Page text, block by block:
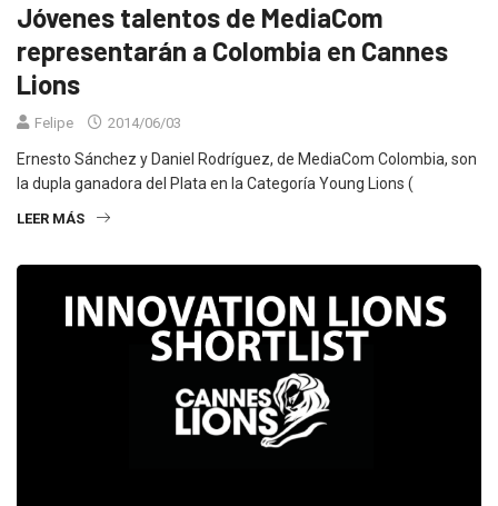
Jóvenes talentos de MediaCom
representarán a Colombia en Cannes
Lions
Felipe 2014/06/03
Ernesto Sánchez y Daniel Rodríguez, de MediaCom Colombia, son
la dupla ganadora del Plata en la Categoría Young Lions (
LEER MÁS